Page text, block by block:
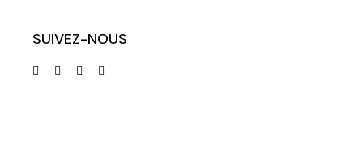
SUIVEZ-NOUS